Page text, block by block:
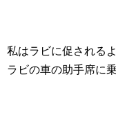
私はラビに促されるよ
ラビの車の助手席に乗